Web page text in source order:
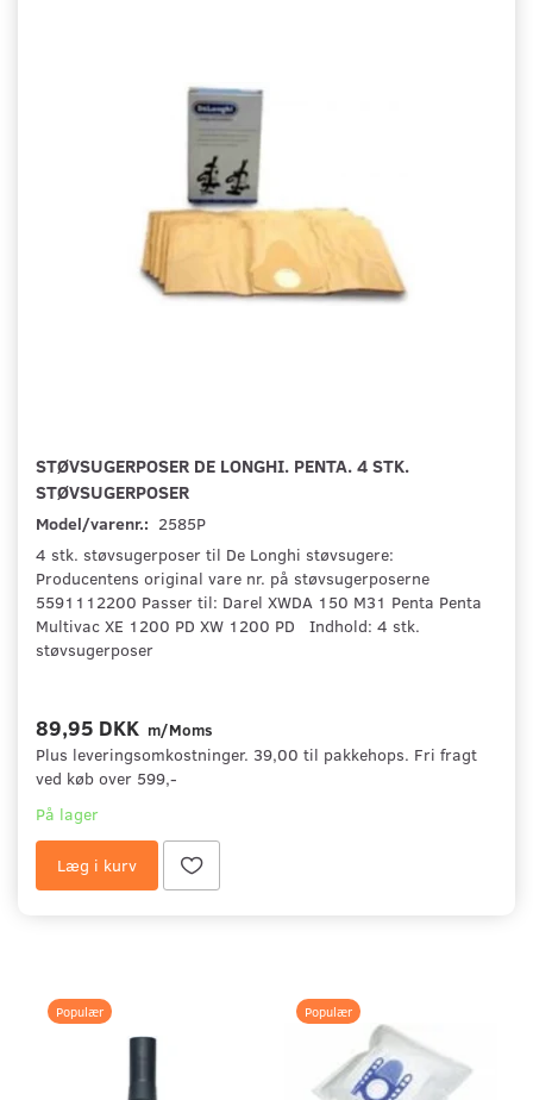
STØVSUGERPOSER DE LONGHI. PENTA. 4 STK.
STØVSUGERPOSER
Model/varenr.: 2585P
4 stk. støvsugerposer til De Longhi støvsugere:
Producentens original vare nr. på støvsugerposerne
5591112200 Passer til: Darel XWDA 150 M31 Penta Penta
Multivac XE 1200 PD XW 1200 PD Indhold: 4 stk.
støvsugerposer
89,95 DKK m/Moms
Plus leveringsomkostninger. 39,00 til pakkehops. Fri fragt
ved køb over 599,-
På lager
Læg i kurv
Populær Populær